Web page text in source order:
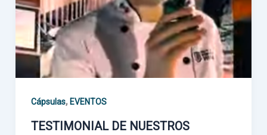
Cápsulas, EVENTOS
TESTIMONIAL DE NUESTROS